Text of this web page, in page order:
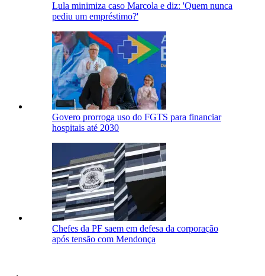
Lula minimiza caso Marcola e diz: 'Quem nunca
pediu um empréstimo?'
Govero prorroga uso do FGTS para financiar
hospitais até 2030
Chefes da PF saem em defesa da corporação
após tensão com Mendonça